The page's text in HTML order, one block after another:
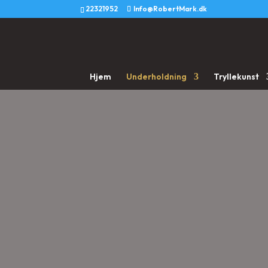
22321952 Info@RobertMark.dk
Hjem Underholdning Tryllekunst